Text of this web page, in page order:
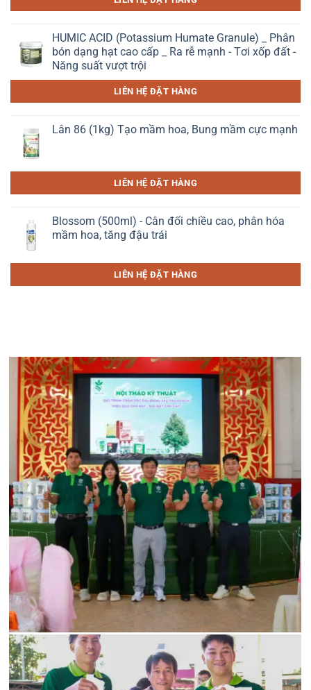
HUMIC ACID (Potassium Humate Granule) _ Phân
bón dạng hạt cao cấp _ Ra rễ mạnh - Tơi xốp đất -
Năng suất vượt trội
LIÊN HỆ ĐẶT HÀNG
Lân 86 (1kg) Tạo mầm hoa, Bung mầm cực mạnh
LIÊN HỆ ĐẶT HÀNG
Blossom (500ml) - Cân đối chiều cao, phân hóa
mầm hoa, tăng đậu trái
LIÊN HỆ ĐẶT HÀNG